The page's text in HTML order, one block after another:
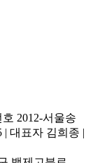
2012-서울송
| 대표자 김희종 |